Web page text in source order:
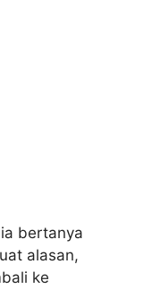
bertanya
alasan,
ke